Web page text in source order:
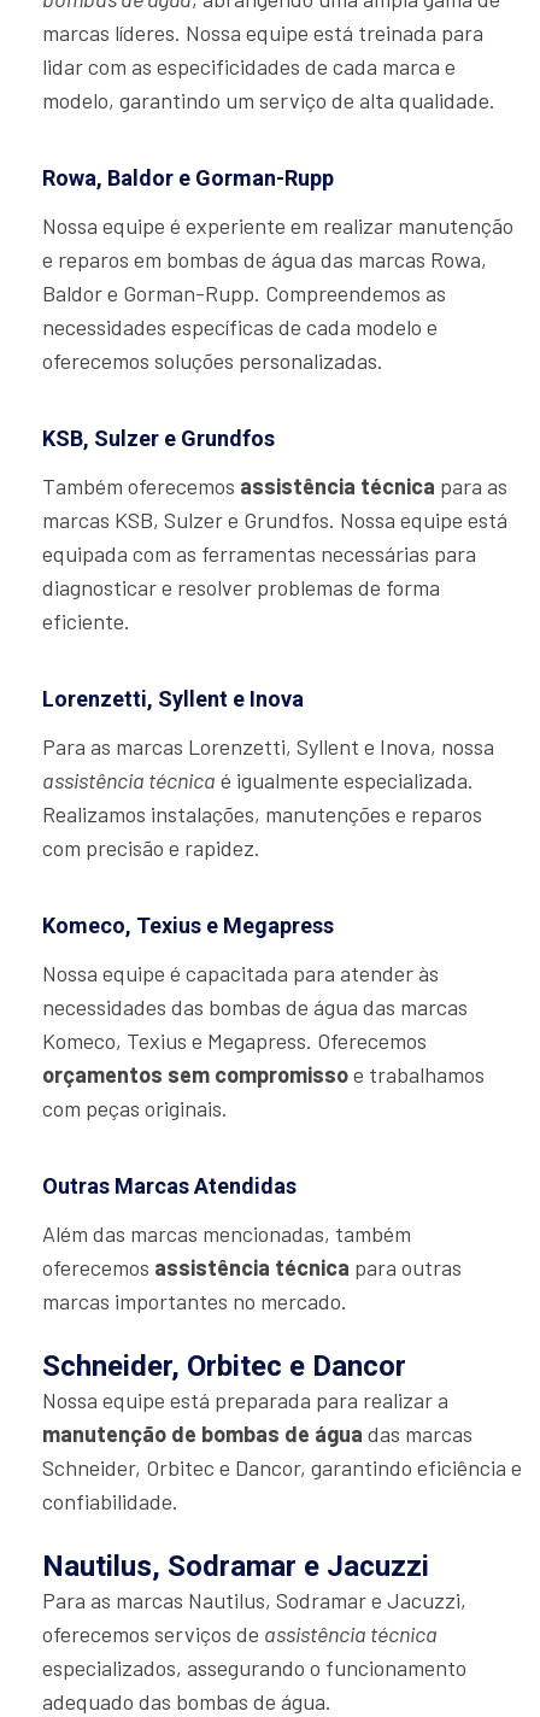
marcas líderes. Nossa equipe está treinada para
lidar com as especificidades de cada marca e
modelo, garantindo um serviço de alta qualidade.
Rowa, Baldor e Gorman-Rupp
Nossa equipe é experiente em realizar manutenção
e reparos em bombas de água das marcas Rowa,
Baldor e Gorman-Rupp. Compreendemos as
necessidades específicas de cada modelo e
oferecemos soluções personalizadas.
KSB, Sulzer e Grundfos
Também oferecemos assistência técnica para as
marcas KSB, Sulzer e Grundfos. Nossa equipe está
equipada com as ferramentas necessárias para
diagnosticar e resolver problemas de forma
eficiente.
Lorenzetti, Syllent e Inova
Para as marcas Lorenzetti, Syllent e Inova, nossa
assistência técnica é igualmente especializada.
Realizamos instalações, manutenções e reparos
com precisão e rapidez.
Komeco, Texius e Megapress
Nossa equipe é capacitada para atender às
necessidades das bombas de água das marcas
Komeco, Texius e Megapress. Oferecemos
orçamentos sem compromissoe trabalhamos
com peças originais.
Outras Marcas Atendidas
Além das marcas mencionadas, também
oferecemos assistência técnica para outras
marcas importantes no mercado.
Schneider, Orbitec e Dancor
Nossa equipe está preparada para realizar a
manutenção de bombas de água das marcas
Schneider, Orbitec e Dancor, garantindo eficiência e
confiabilidade.
Nautilus, Sodramar e Jacuzzi
Para as marcas Nautilus, Sodramar e Jacuzzi,
oferecemos serviços de assistência técnica
especializados, assegurando o funcionamento
adequado das bombas de água.